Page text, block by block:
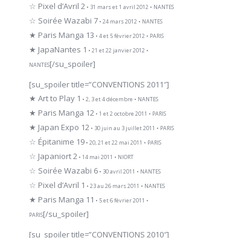
☆ Pixel d’Avril 2 • 31 mars et 1 avril 2012 • NANTES
☆ Soirée Wazabi 7 • 24 mars 2012 • NANTES
★ Paris Manga 13 • 4 et 5 février 2012 • PARIS
★ JapaNantes 1 • 21 et 22 janvier 2012 •
NANTES[/su_spoiler]
[su_spoiler title=”CONVENTIONS 2011″]
★ Art to Play 1 • 2, 3 et 4 décembre • NANTES
★ Paris Manga 12 • 1 et 2 octobre 2011 • PARIS
★ Japan Expo 12 • 30 juin au 3 juillet 2011 • PARIS
☆ Épitanime 19 • 20, 21 et 22 mai 2011 • PARIS
☆ Japaniort 2 • 14 mai 2011 • NIORT
☆ Soirée Wazabi 6 • 30 avril 2011 • NANTES
☆ Pixel d’Avril 1 • 23 au 26 mars 2011 • NANTES
★ Paris Manga 11 • 5 et 6 février 2011 •
PARIS[/su_spoiler]
[su_spoiler title=”CONVENTIONS 2010″]